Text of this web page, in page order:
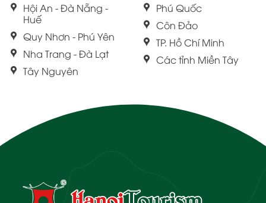
Hội An - Đà Nẵng -
Huế
Quy Nhơn - Phú Yên
Nha Trang - Đà Lạt
Tây Nguyên
Phú Quốc
Côn Đảo
TP. Hồ Chí Minh
Các tỉnh Miền Tây